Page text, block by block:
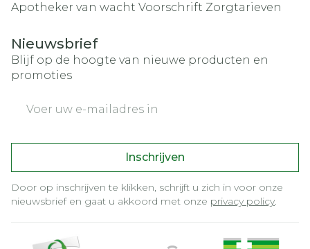
Apotheker van wacht Voorschrift Zorgtarieven
Nieuwsbrief
Blijf op de hoogte van nieuwe producten en
promoties
Inschrijven
Door op inschrijven te klikken, schrijft u zich in voor onze
nieuwsbrief en gaat u akkoord met onze privacy policy.